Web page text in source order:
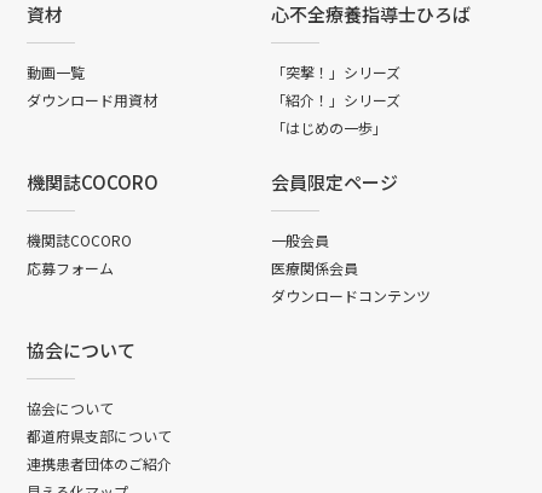
資材
動画一覧
ダウンロード用資材
心不全療養指導士ひろば
「突撃！」シリーズ
「紹介！」シリーズ
「はじめの一歩」
機関誌COCORO
機関誌COCORO
応募フォーム
会員限定ページ
一般会員
医療関係会員
ダウンロードコンテンツ
協会について
協会について
都道府県支部について
連携患者団体のご紹介